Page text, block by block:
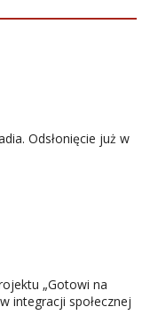
Odsłonięcie już w
„Gotowi na
integracji społecznej